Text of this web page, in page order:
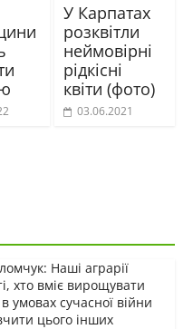
У Карпатах
розквітли
неймовірні
рідкісні
квіти (фото)
03.06.2021
Наші аграрії
хто вміє вирощувати
умовах сучасної війни
цього інших